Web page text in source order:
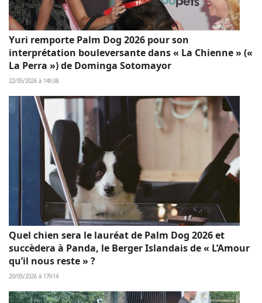
Yuri remporte Palm Dog 2026 pour son
interprétation bouleversante dans « La Chienne » («
La Perra ») de Dominga Sotomayor
22/05/2026 à 14h38
Quel chien sera le lauréat de Palm Dog 2026 et
succèdera à Panda, le Berger Islandais de « L’Amour
qu’il nous reste » ?
20/05/2026 à 17h14